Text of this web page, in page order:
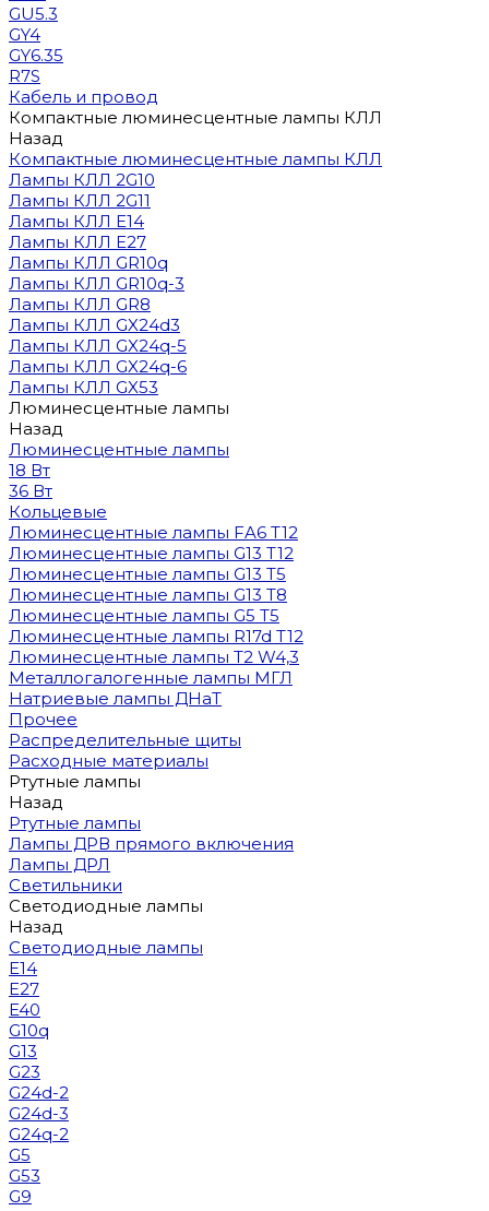
GU5.3
GY4
GY6.35
R7S
Кабель и провод
Компактные люминесцентные лампы КЛЛ
Назад
Компактные люминесцентные лампы КЛЛ
Лампы КЛЛ 2G10
Лампы КЛЛ 2G11
Лампы КЛЛ E14
Лампы КЛЛ E27
Лампы КЛЛ GR10q
Лампы КЛЛ GR10q-3
Лампы КЛЛ GR8
Лампы КЛЛ GX24d3
Лампы КЛЛ GX24q-5
Лампы КЛЛ GX24q-6
Лампы КЛЛ GX53
Люминесцентные лампы
Назад
Люминесцентные лампы
18 Вт
36 Вт
Кольцевые
Люминесцентные лампы FA6 T12
Люминесцентные лампы G13 T12
Люминесцентные лампы G13 T5
Люминесцентные лампы G13 T8
Люминесцентные лампы G5 T5
Люминесцентные лампы R17d T12
Люминесцентные лампы T2 W4,3
Металлогалогенные лампы МГЛ
Натриевые лампы ДНаТ
Прочее
Распределительные щиты
Расходные материалы
Ртутные лампы
Назад
Ртутные лампы
Лампы ДРВ прямого включения
Лампы ДРЛ
Светильники
Светодиодные лампы
Назад
Светодиодные лампы
E14
E27
E40
G10q
G13
G23
G24d-2
G24d-3
G24q-2
G5
G53
G9